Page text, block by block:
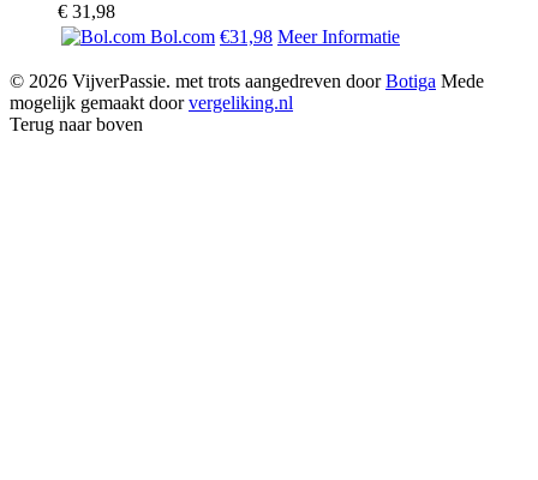
€ 31,98
Bol.com €31,98 Meer Informatie
© 2026 VijverPassie. met trots aangedreven doorBotiga Mede
mogelijk gemaakt doorvergeliking.nl
Terug naar boven